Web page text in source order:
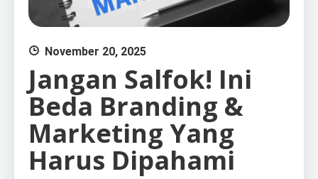
November 20, 2025
Jangan Salfok! Ini
Beda Branding &
Marketing Yang
Harus Dipahami